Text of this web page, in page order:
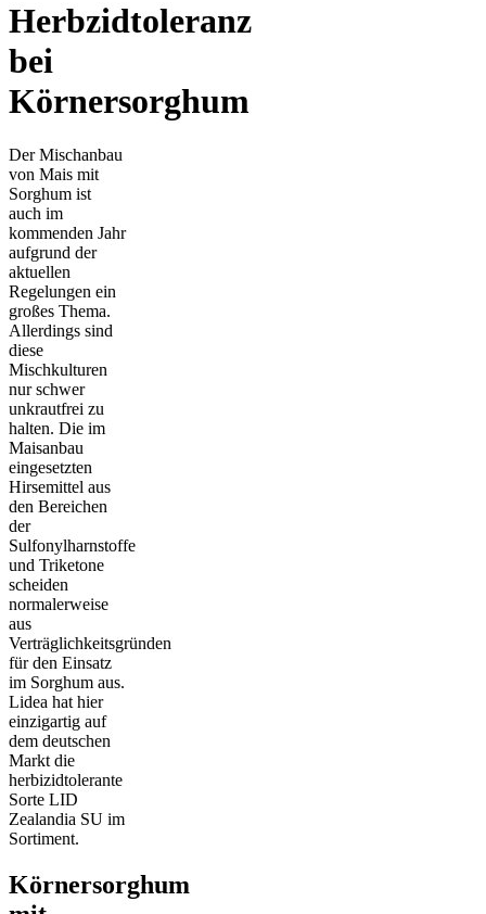
Herbzidtoleranz
bei
Körnersorghum
Der Mischanbau
von Mais mit
Sorghum ist
auch im
kommenden Jahr
aufgrund der
aktuellen
Regelungen ein
großes Thema.
Allerdings sind
diese
Mischkulturen
nur schwer
unkrautfrei zu
halten. Die im
Maisanbau
eingesetzten
Hirsemittel aus
den Bereichen
der
Sulfonylharnstoffe
und Triketone
scheiden
normalerweise
aus
Verträglichkeitsgründen
für den Einsatz
im Sorghum aus.
Lidea hat hier
einzigartig auf
dem deutschen
Markt die
herbizidtolerante
Sorte LID
Zealandia SU im
Sortiment.
Körnersorghum